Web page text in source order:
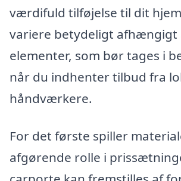
værdifuld tilføjelse til dit
variere betydeligt afhængigt
elementer, som bør tages i
når du indhenter tilbud fra
håndværkere.
For det første spiller
afgørende rolle i